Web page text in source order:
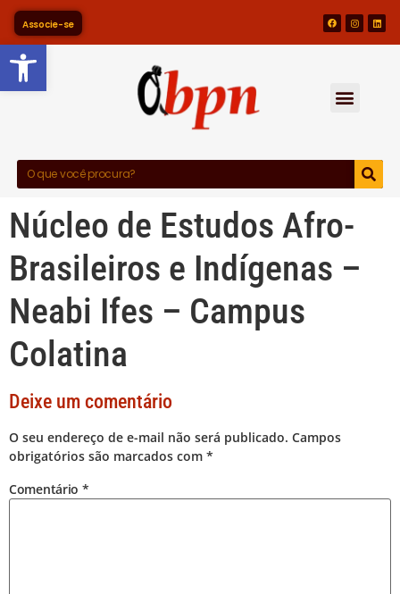
Barra de Ferramentas
Associe-se
Núcleo de Estudos Afro-
Brasileiros e Indígenas –
Neabi Ifes – Campus
Colatina
Deixe um comentário
O seu endereço de e-mail não será publicado. Campos
obrigatórios são marcados com *
Comentário *